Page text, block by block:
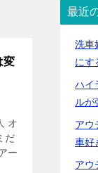
変
オ
だ
ー
最近
洗車
にす
ハイ
ルが
アウ
車好
アウ